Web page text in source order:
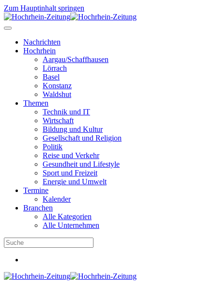
Zum Hauptinhalt springen
Nachrichten
Hochrhein
Aargau/Schaffhausen
Lörrach
Basel
Konstanz
Waldshut
Themen
Technik und IT
Wirtschaft
Bildung und Kultur
Gesellschaft und Religion
Politik
Reise und Verkehr
Gesundheit und Lifestyle
Sport und Freizeit
Energie und Umwelt
Termine
Kalender
Branchen
Alle Kategorien
Alle Unternehmen